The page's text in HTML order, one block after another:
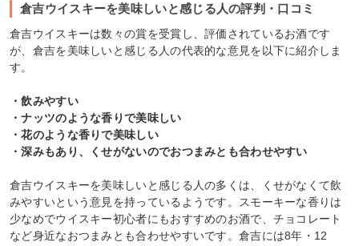
倉吉ウイスキーを美味しいと感じる人の評判・口コミ
倉吉ウイスキーは数々の賞を受賞し、評価されているお酒です
が、倉吉を美味しいと感じる人の代表的な意見を以下に紹介しま
す。
・飲みやすい
・ナッツのような香りで美味しい
・花のような香りで美味しい
・深みもあり、くせがないのでおつまみとも合わせやすい
倉吉ウイスキーを美味しいと感じる人の多くは、くせがなくて飲
みやすいという意見を持っているようです。スモーキーな香りは
少なめでウイスキー初心者にもおすすめのお酒で、チョコレート
など身近なおつまみとも合わせやすいです。倉吉には8年・12